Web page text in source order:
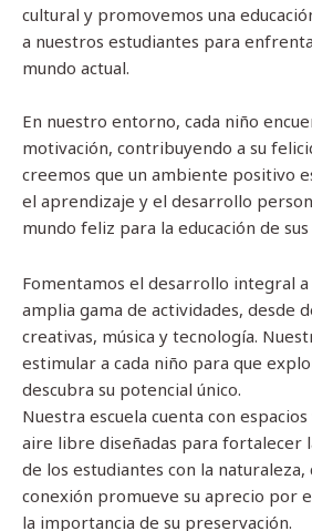
cultural y promovemos una
a nuestros estudiantes para
mundo actual.
En nuestro entorno, cada niño
motivación, contribuyendo a su
creemos que un ambiente positivo
el aprendizaje y el desarrollo
mundo feliz para la educación de sus
Fomentamos el desarrollo integral
amplia gama de actividades, desde
creativas, música y tecnología.
estimular a cada niño para que
descubra su potencial único.
Nuestra escuela cuenta con
aire libre diseñadas para fortalecer
de los estudiantes con la naturaleza,
conexión promueve su aprecio por
la importancia de su preservación.